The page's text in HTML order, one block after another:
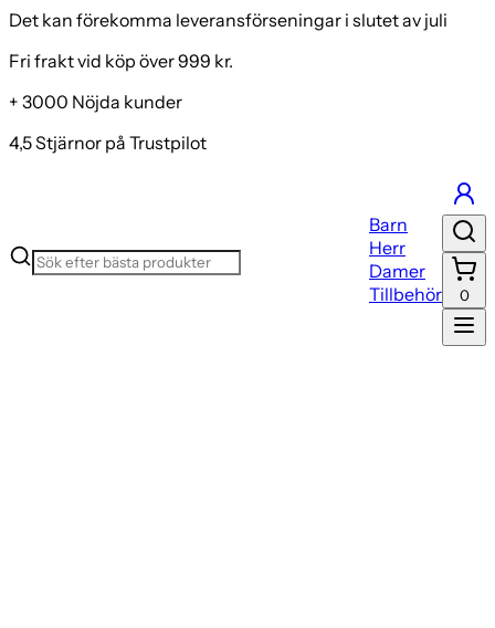
Det kan förekomma leveransförseningar i slutet av juli
Fri frakt vid köp över 999 kr.
+ 3000 Nöjda kunder
4,5 Stjärnor på Trustpilot
Barn
Herr
Damer
Tillbehör
0